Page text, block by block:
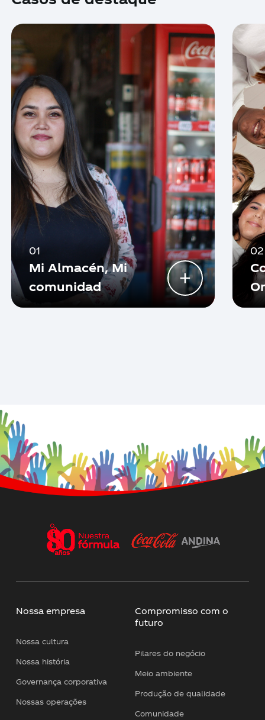
01
Mi Almacén, Mi
comunidad
+
02
Nossa empresa
Nossa cultura
Nossa história
Governança corporativa
Nossas operações
Compromisso com o
futuro
Pilares do negócio
Meio ambiente
Produção de qualidade
Comunidade